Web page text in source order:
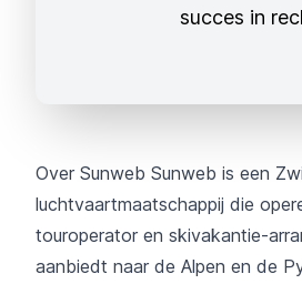
succes in
Over Sunweb Sunweb is een
luchtvaartmaatschappij die
touroperator en skivakantie-
aanbiedt naar de Alpen en de